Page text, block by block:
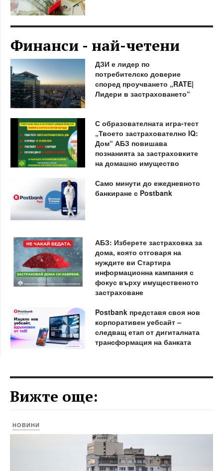
Финанси - най-четени
ДЗИ е лидер по
потребителско доверие
според проучването „RATE|
Лидери в застраховането“
С образователната игра-тест
„Твоето застрахователно IQ:
Дом“ АБЗ повишава
познанията за застраховките
на домашно имущество
Само минути до ежедневното
банкиране с Postbank
АБЗ: Изберете застраховка за
дома, която отговаря на
нуждите ви Стартира
информационна кампания с
фокус върху имущественото
застраховане
Postbank представя своя нов
корпоративен уебсайт –
следващ етап от дигиталната
трансформация на банката
Вижте още:
НОВИНИ